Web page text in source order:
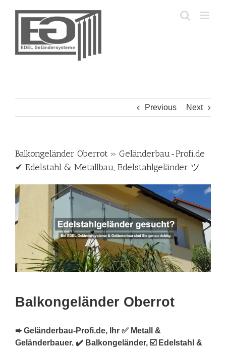
Previous Next
Balkongeländer Oberrot » Geländerbau-Profi.de
✔ Edelstahl & Metallbau, Edelstahlgeländer ツ
Balkongeländer Oberrot
➨ Geländerbau-Profi.de, Ihr ✅ Metall &
Geländerbauer. ✔️ Balkongeländer, ☑️ Edelstahl &